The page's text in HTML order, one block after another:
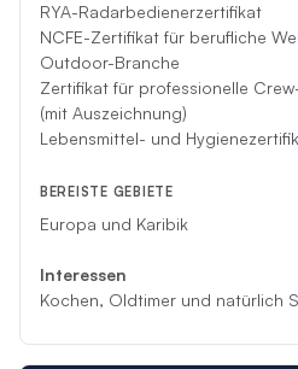
RYA-Radarbedienerzertifikat
NCFE-Zertifikat für berufliche
Outdoor-Branche
Zertifikat für professionelle
(mit Auszeichnung)
Lebensmittel- und
BEREISTE GEBIETE
Europa und Karibik
Interessen
Kochen, Oldtimer und natürlich